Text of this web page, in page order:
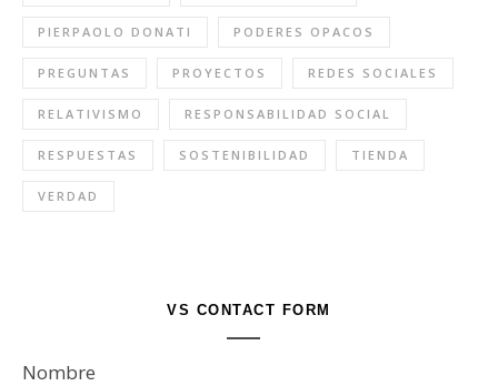
PIERPAOLO DONATI PODERES OPACOS
PREGUNTAS PROYECTOS REDES SOCIALES
RELATIVISMO RESPONSABILIDAD SOCIAL
RESPUESTAS SOSTENIBILIDAD TIENDA
VERDAD
VS CONTACT FORM
Nombre